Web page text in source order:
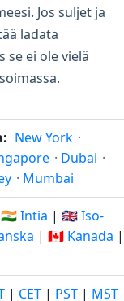
Jos suljet ja
ladata
se ei ole vielä
New York ·
· Dubai ·
· Mumbai
🇮🇳 Intia | 🇬🇧 Iso-
| 🇨🇦 Kanada |
| CET | PST | MST